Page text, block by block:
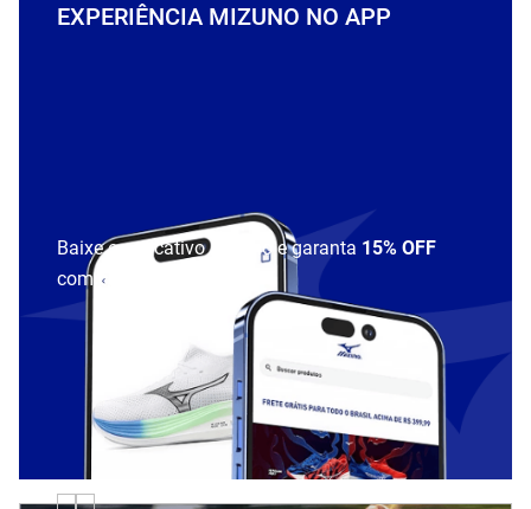
EXPERIÊNCIA MIZUNO NO APP
Baixe o aplicativo Mizuno e garanta 15% OFF
com cupom